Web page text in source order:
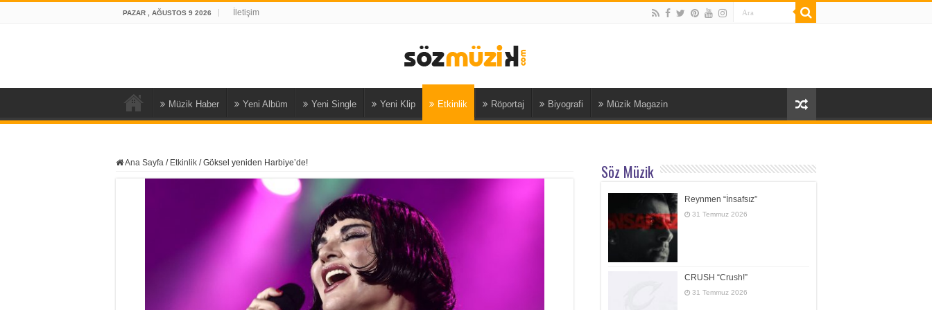
PAZAR , AĞUSTOS 9 2026 İletişim
Müzik Haber Yeni Albüm Yeni Single Yeni Klip Etkinlik Röportaj Biyografi Müzik Magazin
Ana Sayfa / Etkinlik / Göksel yeniden Harbiye’de! Söz Müzik
Reynmen “İnsafsız”
31 Temmuz 2026
CRUSH “Crush!”
31 Temmuz 2026